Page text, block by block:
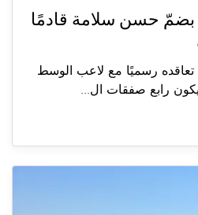
بضمّ حسن سلامة قادمًا
تعاقده رسميًا مع لاعب الوسط
رابع صفقات ال...